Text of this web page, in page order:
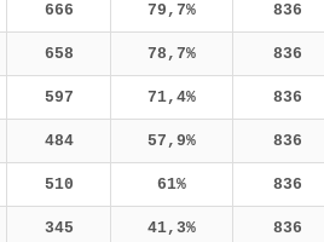
666 79,7% 836
658 78,7% 836
597 71,4% 836
484 57,9% 836
510 61% 836
345 41,3% 836